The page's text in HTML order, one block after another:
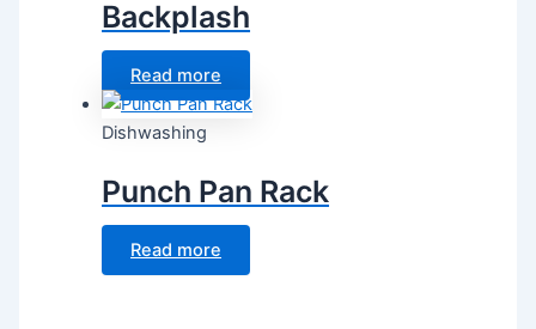
Backplash
Read more
Dishwashing
Punch Pan Rack
Read more